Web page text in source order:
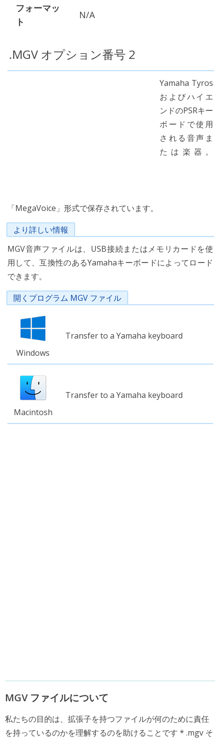
フォーマッ
ト
N/A
.MGV オプション番号 2
Yamaha Tyros
およびハイエ
ンドのPSRキー
ボードで使用
される音声ま
たは楽器。
「MegaVoice」形式で保存されています。
より詳しい情報
MGV音声ファイルは、USB接続またはメモリカードを使
用して、互換性のあるYamahaキーボードによってロード
できます。
開くプログラム MGV ファイル
Windows
Transfer to a Yamaha keyboard
Macintosh
Transfer to a Yamaha keyboard
MGV ファイルについて
私たちの目的は、拡張子を持つファイルが何のために責任
を持っているのかを理解するのを助けることです * .mgv そ